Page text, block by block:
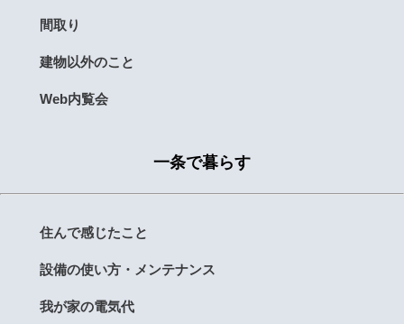
間取り
建物以外のこと
Web内覧会
一条で暮らす
住んで感じたこと
設備の使い方・メンテナンス
我が家の電気代